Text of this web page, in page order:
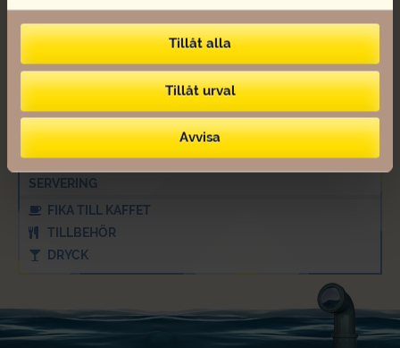
Tillåt alla
Tillåt urval
Avvisa
SEMLA
TÅRTOR
PÅSKMAT
JULMAT
EKOLOGISKT/KRAV
VEGETARISKT & VEGANSKT
ALLERGIER
SERVERING
FIKA TILL KAFFET
TILLBEHÖR
DRYCK